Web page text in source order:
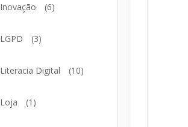
Inovação (6)
LGPD (3)
Literacia Digital (10)
Loja (1)